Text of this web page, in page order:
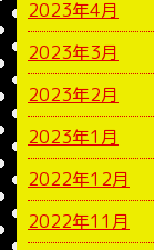
2023年4月
2023年3月
2023年2月
2023年1月
2022年12月
2022年11月